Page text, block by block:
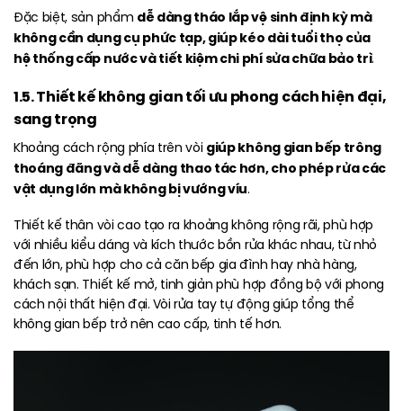
Đặc biệt, sản phẩm dễ dàng tháo lắp vệ sinh định kỳ mà
không cần dụng cụ phức tạp, giúp kéo dài tuổi thọ của
hệ thống cấp nước và tiết kiệm chi phí sửa chữa bảo trì.
1.5. Thiết kế không gian tối ưu phong cách hiện đại,
sang trọng
Khoảng cách rộng phía trên vòi giúp không gian bếp trông
thoáng đãng và dễ dàng thao tác hơn, cho phép rửa các
vật dụng lớn mà không bị vướng víu.
Thiết kế thân vòi cao tạo ra khoảng không rộng rãi, phù hợp
với nhiều kiểu dáng và kích thước bồn rửa khác nhau, từ nhỏ
đến lớn, phù hợp cho cả căn bếp gia đình hay nhà hàng,
khách sạn. Thiết kế mở, tinh giản phù hợp đồng bộ với phong
cách nội thất hiện đại. Vòi rửa tay tự động giúp tổng thể
không gian bếp trở nên cao cấp, tinh tế hơn.